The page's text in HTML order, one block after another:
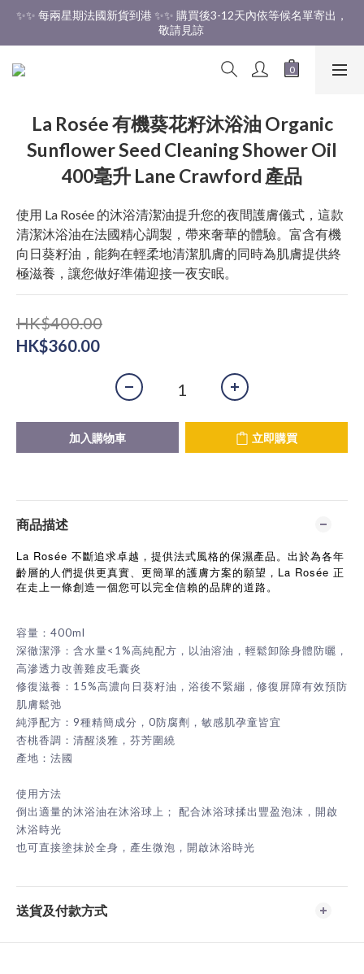
✨✨ 香港免運費 ✨✨
✨✨ 每兩星期法國新貨到港 ✨✨ 購買後3-12天內依等候名單寄出，
敬請見諒
✨✨ 香港免運費 ✨✨
La Rosée 有機葵花籽沐浴油 Organic
Sunflower Seed Cleaning Shower Oil
400毫升 Lane Crawford 產品
使用 La Rosée 的沐浴清潔油提升您的夜間護膚儀式，這款
清潔沐浴油在法國精心調製，帶來奢華的體驗。富含有機
向日葵籽油，能夠在輕柔地清潔肌膚的同時為肌膚提供終
極滋養，讓您做好準備迎接一夜安眠。
HK$400.00
HK$360.00
加入購物車 立即購買
商品描述
La Rosée 不斷追求卓越，提供法式風格的保濕產品。出於為各年
齡層的人們提供更真實、更簡單的護膚方案的願望， La Rosée 正
在走上一條創造一個您可以完全信賴的品牌的道路。
容量：400ml
深徹潔淨：含水量<1%高純配方，以油溶油，輕鬆卸除身體防曬，
高滲透力改善雞皮毛囊炎
修復滋養：15%高濃向日葵籽油，浴後不緊繃，修復屏障有效預防
肌膚鬆弛
純淨配方：9種精簡成分，0防腐劑，敏感肌孕童皆宜
杏桃香調：清醒淡雅，芬芳圍繞
產地：法國
使用方法
倒出適量的沐浴油在沐浴球上； 配合沐浴球揉出豐盈泡沫，開啟
沐浴時光
也可直接塗抹於全身，產生微泡，開啟沐浴時光
送貨及付款方式